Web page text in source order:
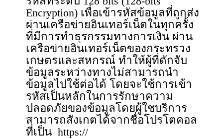
Encryption) เพื่อเข้ารหัสข้อมูลที่ถูกส่ง
ผ่านเครือข่ายอินเทอร์เน็ตในทุกครั้ง
ที่มีการทำธุรกรรมทางการเงิน ผ่าน
เครือข่ายอินเทอร์เน็ตของกระทรวง
เกษตรและสหกรณ์ ทําให้ผู้ที่ดักจับ
ข้อมูลระหว่างทางไม่สามารถนํา
ข้อมูลไปใช้ต่อได้ โดยจะใช้การเข้า
รหัสเป็นหลักในการรักษาความ
ปลอดภัยของข้อมูลโดยผู้ใชบริการ
สามารถสังเกตได้จากชื่อโปรโตคอล
ที่เป็น https://